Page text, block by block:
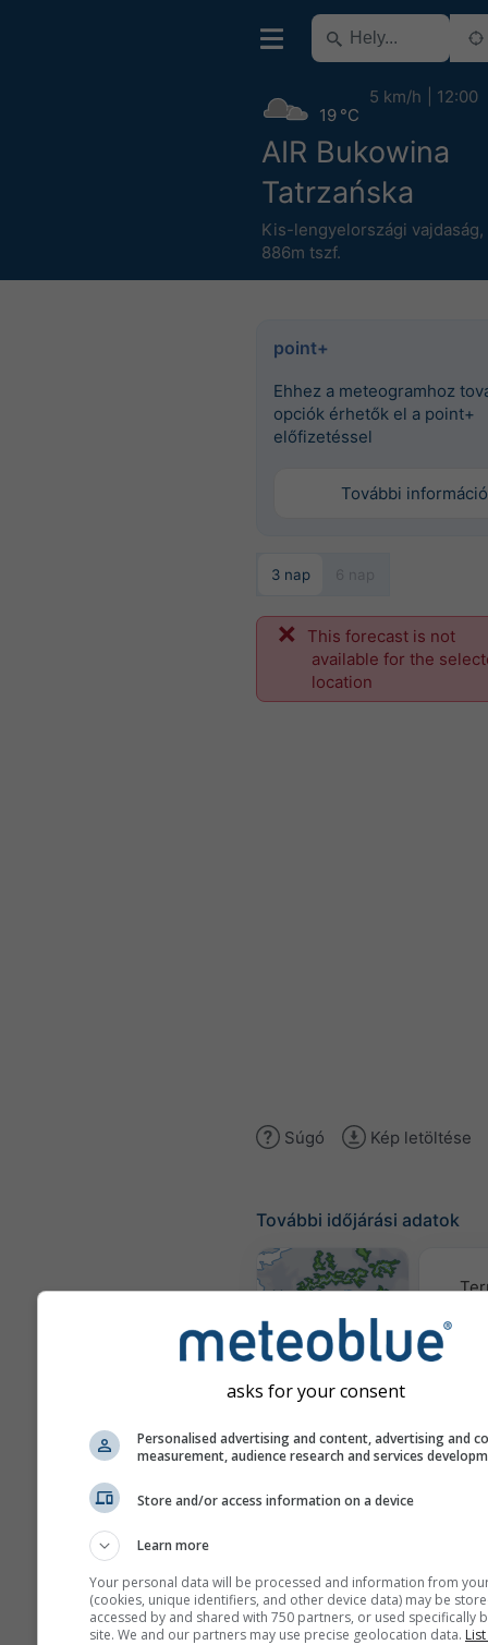
AIR Bukowina
Tatrzańska
Kis-lengyelországi vajdaság,
886m tszf.
19 °C
5 km/h 12:00
point+
Ehhez a meteogramhoz
opciók érhetők el a point+
előfizetéssel
További információ
3 nap
This forecast is not
available for the
location
Súgó Kép letöltése
További időjárási adatok
Időjárási
asks for your consent
Personalised advertising and content, advertising and
measurement, audience research and services
Store and/or access information on a device
Learn more
Your personal data will be processed and information from
(cookies, unique identifiers, and other device data) may be
accessed by and shared with 750 partners, or used specifically
site. We and our partners may use precise geolocation data.